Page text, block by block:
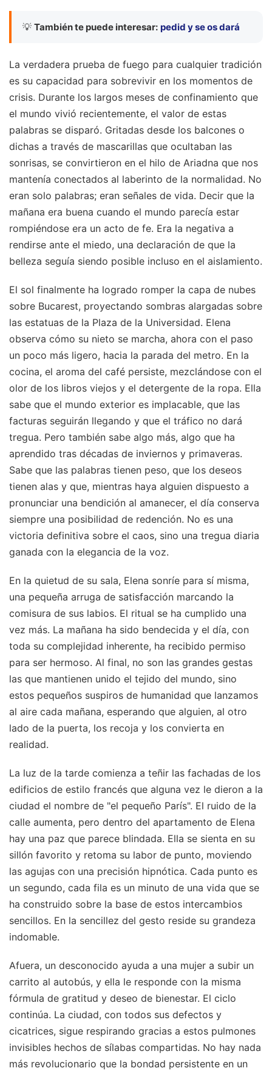
💡 También te puede interesar: pedid y se os dará
La verdadera prueba de fuego para cualquier tradición
es su capacidad para sobrevivir en los momentos de
crisis. Durante los largos meses de confinamiento que
el mundo vivió recientemente, el valor de estas
palabras se disparó. Gritadas desde los balcones o
dichas a través de mascarillas que ocultaban las
sonrisas, se convirtieron en el hilo de Ariadna que nos
mantenía conectados al laberinto de la normalidad. No
eran solo palabras; eran señales de vida. Decir que la
mañana era buena cuando el mundo parecía estar
rompiéndose era un acto de fe. Era la negativa a
rendirse ante el miedo, una declaración de que la
belleza seguía siendo posible incluso en el aislamiento.
El sol finalmente ha logrado romper la capa de nubes
sobre Bucarest, proyectando sombras alargadas sobre
las estatuas de la Plaza de la Universidad. Elena
observa cómo su nieto se marcha, ahora con el paso
un poco más ligero, hacia la parada del metro. En la
cocina, el aroma del café persiste, mezclándose con el
olor de los libros viejos y el detergente de la ropa. Ella
sabe que el mundo exterior es implacable, que las
facturas seguirán llegando y que el tráfico no dará
tregua. Pero también sabe algo más, algo que ha
aprendido tras décadas de inviernos y primaveras.
Sabe que las palabras tienen peso, que los deseos
tienen alas y que, mientras haya alguien dispuesto a
pronunciar una bendición al amanecer, el día conserva
siempre una posibilidad de redención. No es una
victoria definitiva sobre el caos, sino una tregua diaria
ganada con la elegancia de la voz.
En la quietud de su sala, Elena sonríe para sí misma,
una pequeña arruga de satisfacción marcando la
comisura de sus labios. El ritual se ha cumplido una
vez más. La mañana ha sido bendecida y el día, con
toda su complejidad inherente, ha recibido permiso
para ser hermoso. Al final, no son las grandes gestas
las que mantienen unido el tejido del mundo, sino
estos pequeños suspiros de humanidad que lanzamos
al aire cada mañana, esperando que alguien, al otro
lado de la puerta, los recoja y los convierta en
realidad.
La luz de la tarde comienza a teñir las fachadas de los
edificios de estilo francés que alguna vez le dieron a la
ciudad el nombre de "el pequeño París". El ruido de la
calle aumenta, pero dentro del apartamento de Elena
hay una paz que parece blindada. Ella se sienta en su
sillón favorito y retoma su labor de punto, moviendo
las agujas con una precisión hipnótica. Cada punto es
un segundo, cada fila es un minuto de una vida que se
ha construido sobre la base de estos intercambios
sencillos. En la sencillez del gesto reside su grandeza
indomable.
Afuera, un desconocido ayuda a una mujer a subir un
carrito al autobús, y ella le responde con la misma
fórmula de gratitud y deseo de bienestar. El ciclo
continúa. La ciudad, con todos sus defectos y
cicatrices, sigue respirando gracias a estos pulmones
invisibles hechos de sílabas compartidas. No hay nada
más revolucionario que la bondad persistente en un